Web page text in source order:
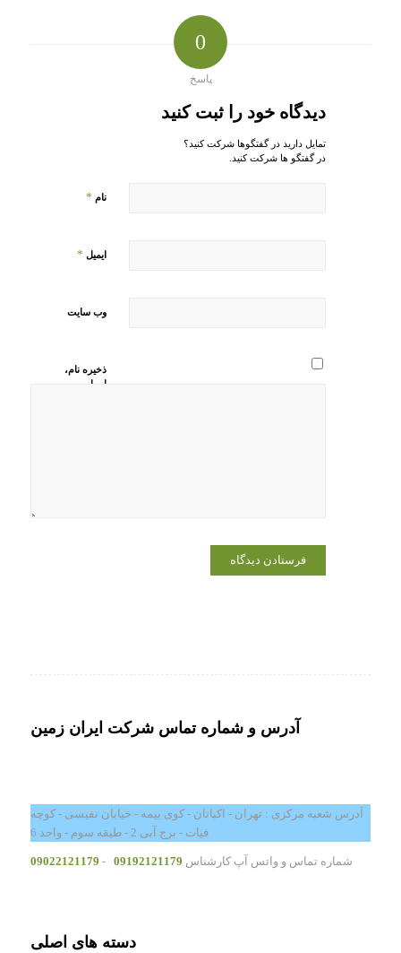
0
پاسخ
دیدگاه خود را ثبت کنید
تمایل دارید در گفتگوها شرکت کنید؟
در گفتگو ها شرکت کنید.
نام *
ایمیل *
وب‌ سایت
ذخیره نام،
ایمیل و
آدرس و شماره تماس شرکت ایران زمین
آدرس شعبه مرکزی : تهران - اکباتان - کوی بیمه - خیابان نفیسی - کوچه
فیات - برج آبی 2 - طبقه سوم - واحد 6
شماره تماس و واتس آپ کارشناس 09192121179
-
09022121179
دسته های اصلی